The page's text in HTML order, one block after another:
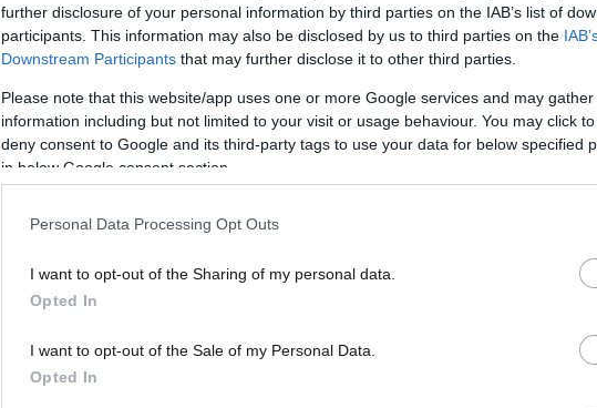
further disclosure of your personal information by third parties on the IAB’s list of
participants. This information may also be disclosed by us to third parties on the
Downstream Participants that may further disclose it to other third parties.
Please note that this website/app uses one or more Google services and may
information including but not limited to your visit or usage behaviour. You may click
deny consent to Google and its third-party tags to use your data for below specified
in below Google consent section.
Personal Data Processing Opt Outs
I want to opt-out of the Sharing of my personal data.
Opted In
I want to opt-out of the Sale of my Personal Data.
Opted In